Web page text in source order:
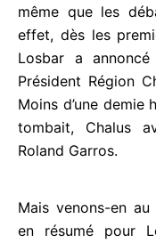
même que les
effet, dès les
Losbar a annoncé
Président Région
Moins d’une
jour tombait,
Roland Garros.
Mais venons-en au
en résumé pour